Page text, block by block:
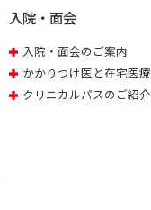
入院・面会
入院・面会のご案内
かかりつけ医と在宅医療
クリニカルパスのご紹介